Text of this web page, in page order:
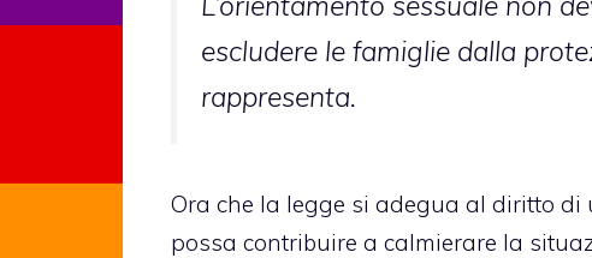
escludere le famiglie dalla
rappresenta.
Ora che la legge si adegua al diritto
possa contribuire a calmierare la